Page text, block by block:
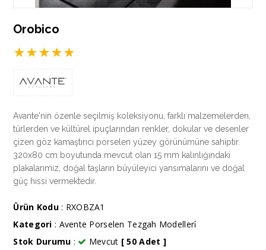
Orobico
★★★★★
Avante'nin özenle seçilmiş koleksiyonu, farklı malzemelerden,
türlerden ve kültürel ipuçlarından renkler, dokular ve desenler
çizen göz kamaştırıcı porselen yüzey görünümüne sahiptir.
320x80 cm boyutunda mevcut olan 15 mm kalınlığındaki
plakalarımız, doğal taşların büyüleyici yansımalarını ve doğal
güç hissi vermektedir.
Ürün Kodu: RXOBZA1
Kategori : Avente Porselen Tezgah Modelleri̇
Stok Durumu : Mevcut [ 50 Adet ]